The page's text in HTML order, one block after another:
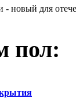
- новый для
пол: